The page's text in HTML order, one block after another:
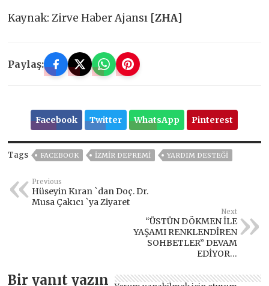
Kaynak: Zirve Haber Ajansı [ZHA]
Paylaş:
Facebook Twitter WhatsApp Pinterest
Tags FACEBOOK İZMIR DEPREMI YARDIM DESTEĞI
Previous
Hüseyin Kıran `dan Doç. Dr.
Musa Çakıcı `ya Ziyaret
Next
“ÜSTÜN DÖKMEN İLE
YAŞAMI RENKLENDİREN
SOHBETLER” DEVAM
EDİYOR…
Bir yanıt yazın